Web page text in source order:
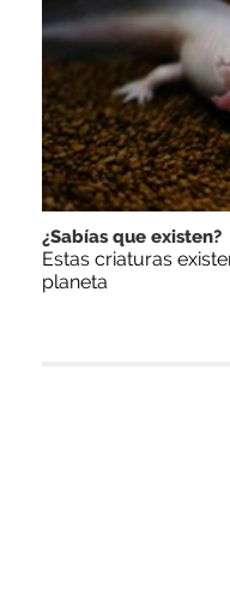
¿Sabías que existen?
Estas criaturas
planeta